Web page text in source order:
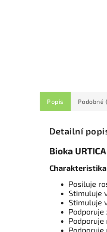
Popis Podobné
Detailní
Bioka
Charakteristika
Posiluje
Stimuluje
Stimuluje